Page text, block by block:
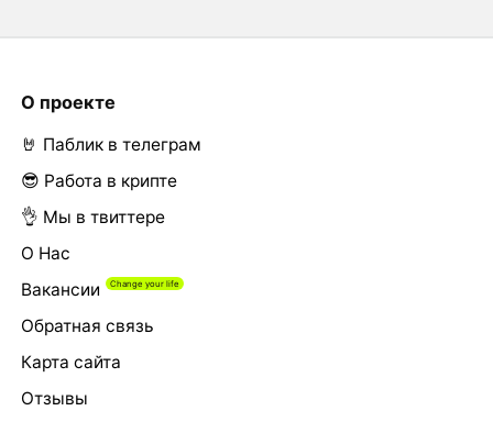
О проекте
🤘 Паблик в телеграм
😎 Работа в крипте
👌 Мы в твиттере
О Нас
Вакансии
Обратная связь
Карта сайта
Отзывы